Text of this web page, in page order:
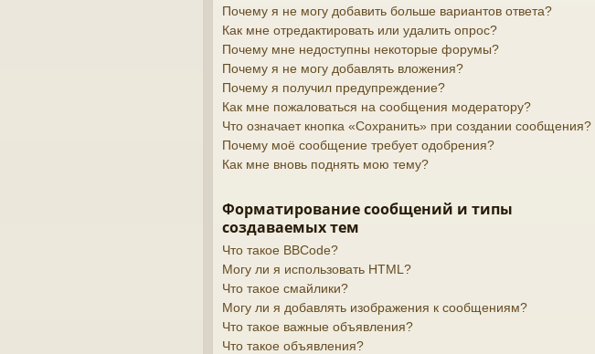
Почему я не могу добавить больше вариантов ответа?
Как мне отредактировать или удалить опрос?
Почему мне недоступны некоторые форумы?
Почему я не могу добавлять вложения?
Почему я получил предупреждение?
Как мне пожаловаться на сообщения модератору?
Что означает кнопка «Сохранить» при создании сообщения?
Почему моё сообщение требует одобрения?
Как мне вновь поднять мою тему?
Форматирование сообщений и типы
создаваемых тем
Что такое BBCode?
Могу ли я использовать HTML?
Что такое смайлики?
Могу ли я добавлять изображения к сообщениям?
Что такое важные объявления?
Что такое объявления?